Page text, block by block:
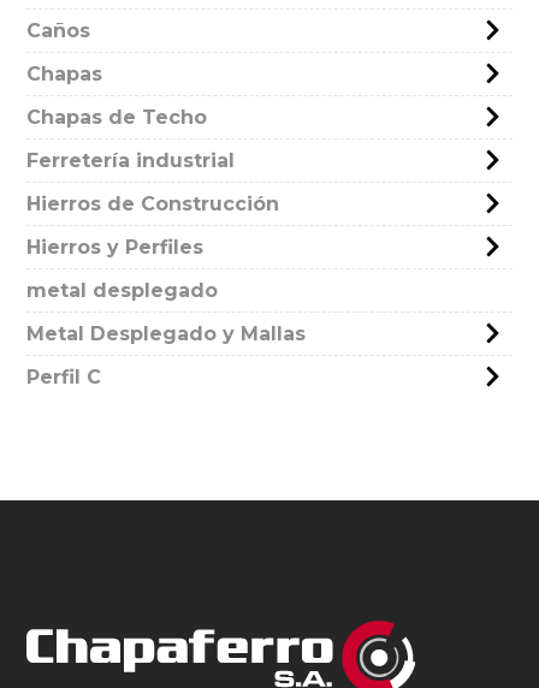
Caños
Chapas
Chapas de Techo
Ferretería industrial
Hierros de Construcción
Hierros y Perfiles
metal desplegado
Metal Desplegado y Mallas
Perfil C